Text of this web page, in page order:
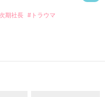
さい。あと数回の更新で
合い頂ければ嬉しいで
期社長 #トラウマ